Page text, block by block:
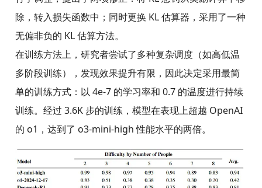
除，转入损失函数中；同时更换 KL 估算器，采用了一种
无偏非负的 KL 估算方法。
在训练方法上，研究者尝试了多种复杂调度（如高低温
多阶段训练），发现效果提升有限，因此决定采用最简
单的训练方式：以 4e-7 的学习率和 0.7 的温度进行持续
训练。经过 3.6K 步的训练，模型在表现上超越 OpenAI
的 o1，达到了 o3-mini-high 性能水平的两倍。